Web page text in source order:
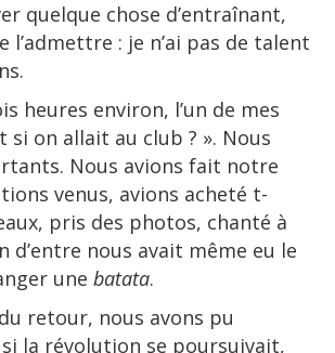
quelque chose d’entraînant,
l’admettre : je n’ai pas de talent
heures environ, l’un de mes
si on allait au club ? ». Nous
Nous avions fait notre
venus, avions acheté t-
pris des photos, chanté à
d’entre nous avait même eu le
une batata.
retour, nous avons pu
la révolution se poursuivait,